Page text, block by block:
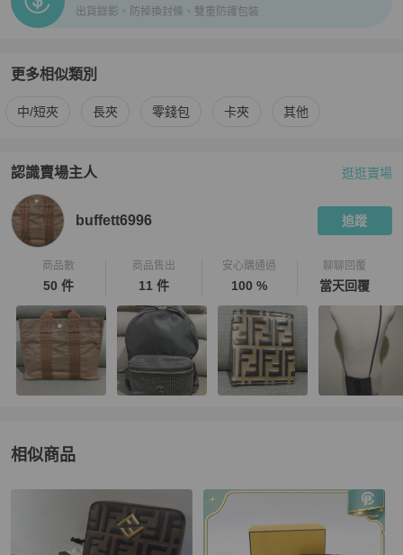
出貨錄影、防掉換封條、雙重防護包裝
更多相似類別
更多Fendi 男士錢包 / 小皮件相似商品推薦
中/短夾 長夾 零錢包 卡夾 其他
認識賣場主人
PopChill 拍拍圈嚴選賣家
逛逛賣場
buffett6996 追蹤
商品數
50 件
商品售出
11 件
安心購通過
100 %
聊聊回覆
當天回覆
相似商品
更多相似Fendi男士錢包 / 小皮件推薦精品